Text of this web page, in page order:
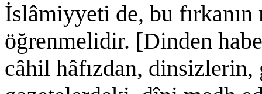
İslâmiyyeti de, bu
öğrenmelidir. [Dinden
câhil hâfızdan,